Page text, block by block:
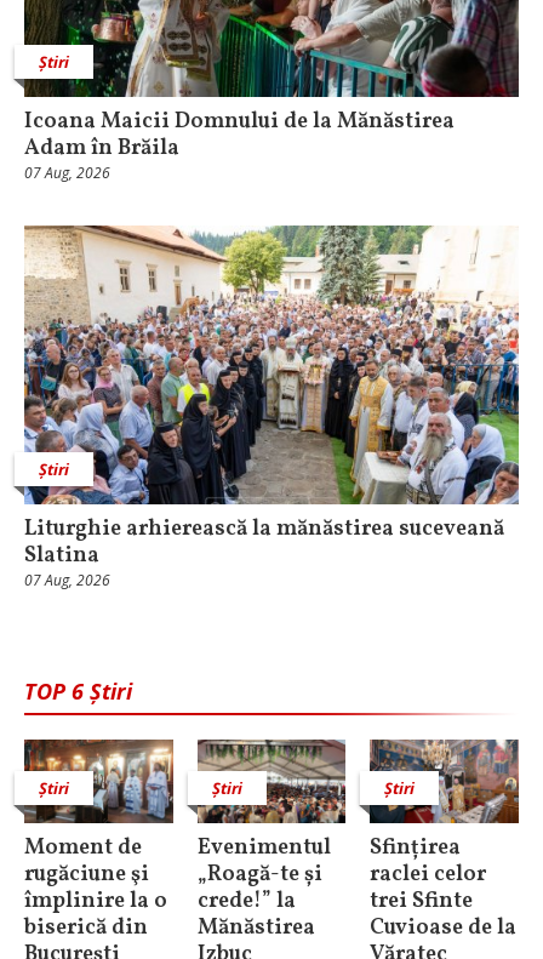
Știri
Icoana Maicii Domnului de la Mănăstirea
Adam în Brăila
07 Aug, 2026
Știri
Liturghie arhierească la mănăstirea suceveană
Slatina
07 Aug, 2026
TOP 6 Știri
Știri
Moment de
rugăciune şi
împlinire la o
biserică din
Știri
Evenimentul
„Roagă-te și
crede!” la
Mănăstirea
Știri
Sfințirea
raclei celor
trei Sfinte
Cuvioase de la